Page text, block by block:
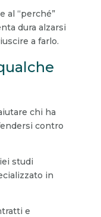
al “perché”
dura alzarsi
a farlo.
chi ha
contro
studi
in
e